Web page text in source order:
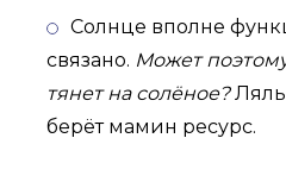
Солнце вполне
связано. Может
тянет на солёное?
берёт мамин ресурс.